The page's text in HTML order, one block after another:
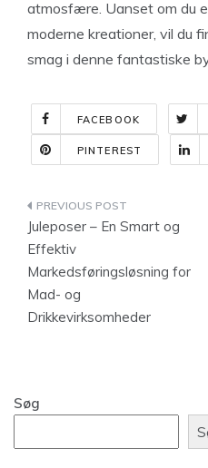
atmosfære. Uanset om du
moderne kreationer, vil du
smag i denne fantastiske
FACEBOOK
PINTEREST
Juleposer – En Smart og
Effektiv
Markedsføringsløsning for
Mad- og
Drikkevirksomheder
Søg